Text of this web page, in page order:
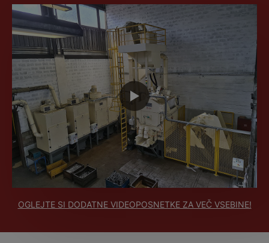
OGLEJTE SI DODATNE VIDEOPOSNETKE ZA VEČ VSEBINE!